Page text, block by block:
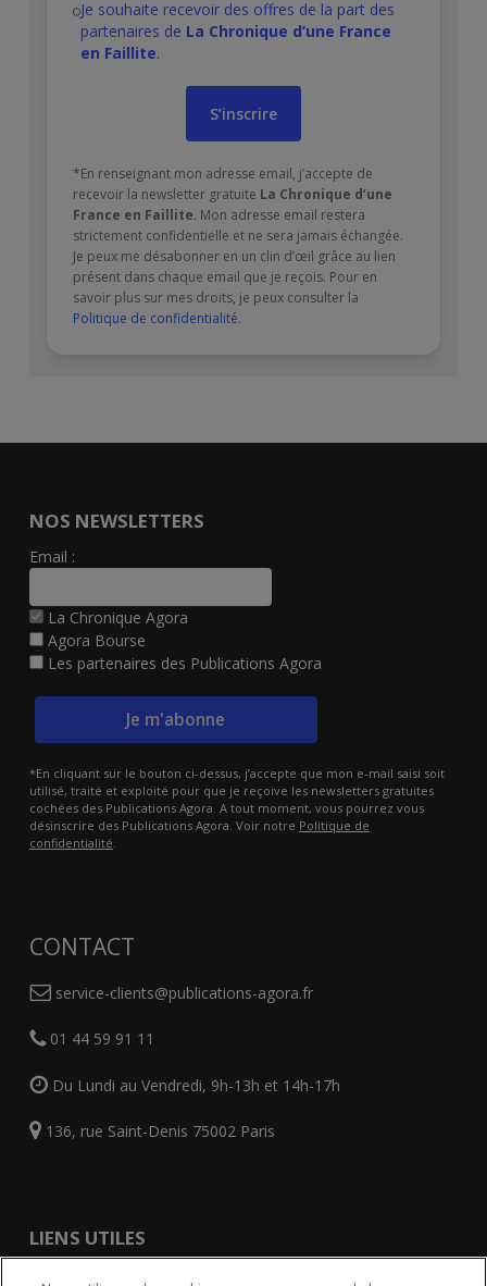
Je souhaite recevoir des offres de la part des
partenaires de La Chronique d’une France
en Faillite.
*En renseignant mon adresse email, j’accepte de
recevoir la newsletter gratuite La Chronique d’une
France en Faillite. Mon adresse email restera
strictement confidentielle et ne sera jamais échangée.
Je peux me désabonner en un clin d’œil grâce au lien
présent dans chaque email que je reçois. Pour en
savoir plus sur mes droits, je peux consulter la
Politique de confidentialité.
NOS NEWSLETTERS
Email :
La Chronique Agora
Agora Bourse
Les partenaires des Publications Agora
*En cliquant sur le bouton ci-dessus, j’accepte que mon e-mail saisi soit
utilisé, traité et exploité pour que je reçoive les newsletters gratuites
cochées des Publications Agora. A tout moment, vous pourrez vous
désinscrire des Publications Agora. Voir notre Politique de
confidentialité.
CONTACT
service-clients@publications-agora.fr
01 44 59 91 11
Du Lundi au Vendredi, 9h-13h et 14h-17h
136, rue Saint-Denis 75002 Paris
LIENS UTILES
CGU